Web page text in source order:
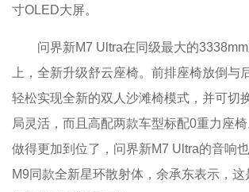
寸OLED大屏。
问界新M7 Ultra在同级最大的
上，全新升级舒云座椅。前排座椅放倒与
轻松实现全新的双人沙滩椅模式，并可切
局灵活，而且高配两款车型标配0重力座
做得更加到位了，问界新M7 Ultra的音响
M9同款全新星环散射体，余承东表示，